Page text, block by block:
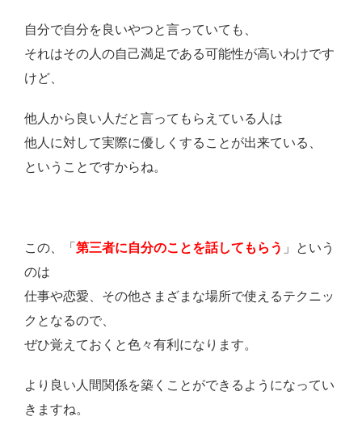
自分で自分を良いやつと言っていても、
それはその人の自己満足である可能性が高いわけです
けど、
他人から良い人だと言ってもらえている人は
他人に対して実際に優しくすることが出来ている、
ということですからね。
この、「 第三者に自分のことを話してもらう 」という
のは
仕事や恋愛、その他さまざまな場所で使えるテクニッ
クとなるので、
ぜひ覚えておくと色々有利になります。
より良い人間関係を築くことができるようになってい
きますね。